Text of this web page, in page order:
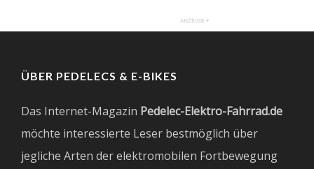
ÜBER PEDELECS & E-BIKES
Das Internet-Magazin Pedelec-Elektro-Fahrrad.de
möchte interessierte Leser bestmöglich über
jegliche Arten der elektromobilen Fortbewegung